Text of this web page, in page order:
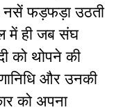
नसें फड़फड़ा उठती
में ही जब संघ
को थोपने की
और उनकी
को अपना